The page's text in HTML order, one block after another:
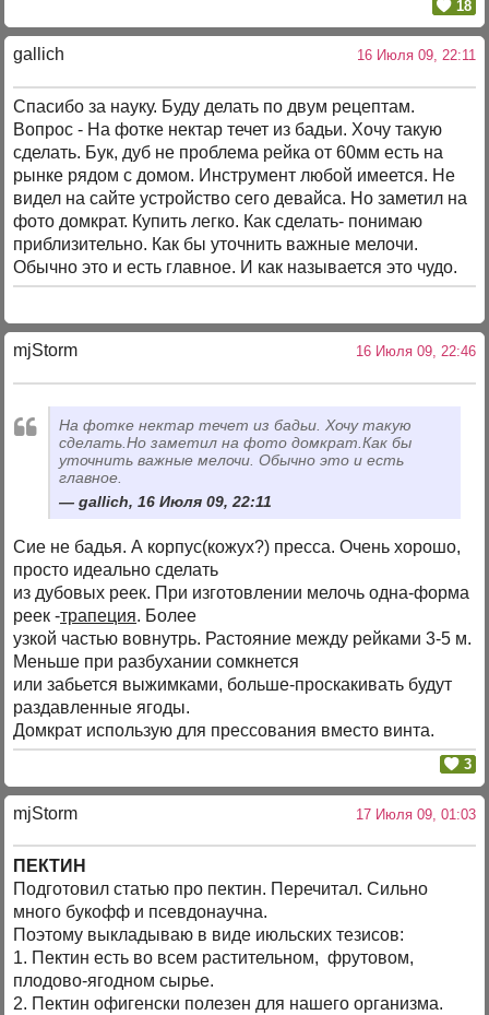
18
gallich 16 Июля 09, 22:11
Спасибо за науку. Буду делать по двум рецептам.
Вопрос - На фотке нектар течет из бадьи. Хочу такую
сделать. Бук, дуб не проблема рейка от 60мм есть на
рынке рядом с домом. Инструмент любой имеется. Не
видел на сайте устройство сего девайса. Но заметил на
фото домкрат. Купить легко. Как сделать- понимаю
приблизительно. Как бы уточнить важные мелочи.
Обычно это и есть главное. И как называется это чудо.
mjStоrm 16 Июля 09, 22:46
На фотке нектар течет из бадьи. Хочу такую
сделать.Но заметил на фото домкрат.Как бы
уточнить важные мелочи. Обычно это и есть
главное.
gallich, 16 Июля 09, 22:11
Сие не бадья. А корпус(кожух?) пресса. Очень хорошо,
просто идеально сделать
из дубовых реек. При изготовлении мелочь одна-форма
реек -трапеция. Более
узкой частью вовнутрь. Растояние между рейками 3-5 м.
Меньше при разбухании сомкнется
или забьется выжимками, больше-проскакивать будут
раздавленные ягоды.
Домкрат использую для прессования вместо винта.
3
mjStоrm 17 Июля 09, 01:03
ПЕКТИН
Подготовил статью про пектин. Перечитал. Сильно
много букофф и псевдонаучна.
Поэтому выкладываю в виде июльских тезисов:
1. Пектин есть во всем растительном, фрутовом,
плодово-ягодном сырье.
2. Пектин офигенски полезен для нашего организма.